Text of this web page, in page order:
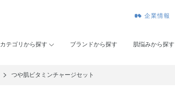
企業情報
カテゴリから探す ブランドから探す 肌悩みから探す
つや肌ビタミンチャージセット